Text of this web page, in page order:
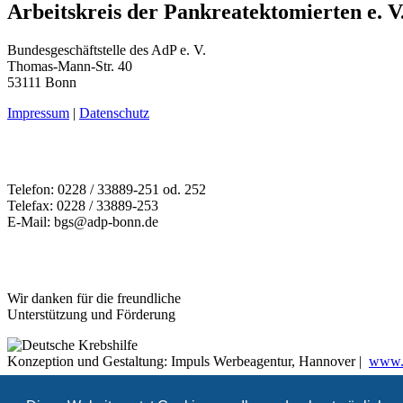
Arbeitskreis der Pankreatektomierten e.
Bundesgeschäftstelle des AdP e. V.
Thomas-Mann-Str. 40
53111 Bonn
Impressum | Datenschutz
Telefon: 0228 / 33889-251 od. 252
Telefax: 0228 / 33889-253
E-Mail: bgs@adp-bonn.de
Wir danken für die freundliche
Unterstützung und Förderung
Konzeption und Gestaltung: Impuls Werbeagentur, Hannover |